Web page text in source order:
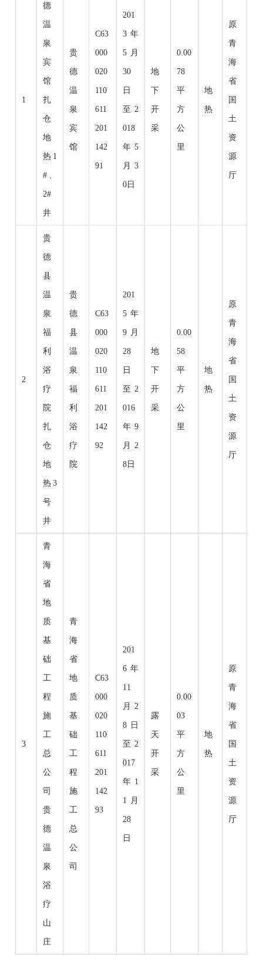
1
德
温
泉
宾
馆
扎
仓
地
热1
#、
2#
井
贵
德
温
泉
宾
馆
C63
000
020
110
611
201
142
91
201
3年
5月
30
日
至2
018
年5
月3
0日
地
下
开
采
0.00
78
平
方
公
里
地
热
原
青
海
省
国
土
资
源
厅
2
贵
德
县
温
泉
福
利
浴
疗
院
扎
仓
地
热3
号
井
贵
德
县
温
泉
福
利
浴
疗
院
C63
000
020
110
611
201
142
92
201
5年
9月
28
日
至2
016
年9
月2
8日
地
下
开
采
0.00
58
平
方
公
里
地
热
原
青
海
省
国
土
资
源
厅
3
青
海
省
地
质
基
础
工
程
施
工
总
公
司
贵
德
温
泉
浴
疗
山
庄
青
海
省
地
质
基
础
工
程
施
工
总
公
司
C63
000
020
110
611
201
142
93
201
6年
11
月2
8日
至2
017
年1
1月
28
日
露
天
开
采
0.00
03
平
方
公
里
地
热
原
青
海
省
国
土
资
源
厅